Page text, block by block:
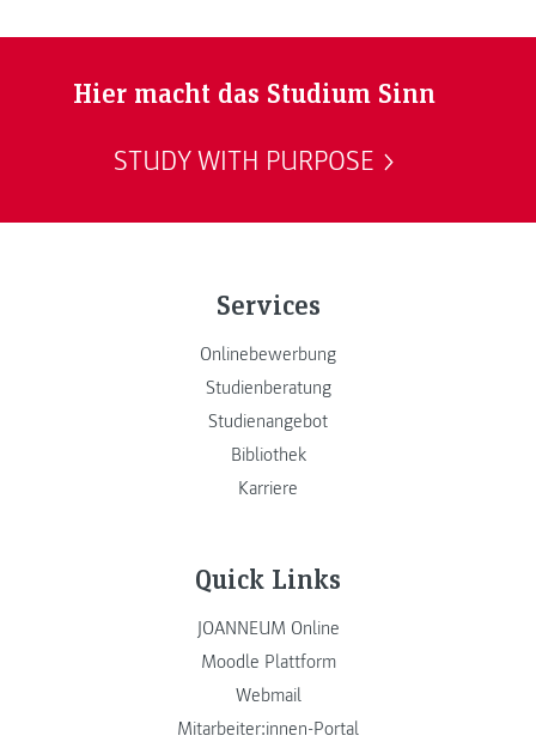
Hier macht das Studium Sinn
STUDY WITH PURPOSE
Services
Onlinebewerbung
Studienberatung
Studienangebot
Bibliothek
Karriere
Quick Links
JOANNEUM Online
Moodle Plattform
Webmail
Mitarbeiter:innen-Portal